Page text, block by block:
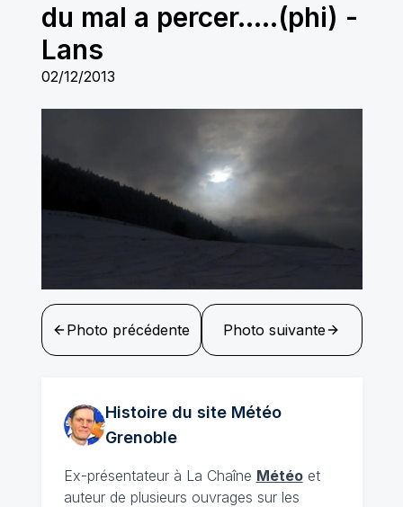
du mal a percer.....(phi) -
Lans
02/12/2013
Photo précédente Photo suivante
Histoire du site Météo
Grenoble
Ex-présentateur à La Chaîne Météoet
auteur de plusieurs ouvrages sur les